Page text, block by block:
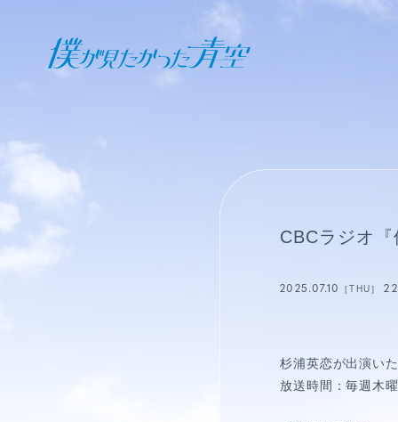
日記 CBCラジオ『
2025.07.10 ［THU］
杉浦英恋が出演いた
放送時間：毎週木